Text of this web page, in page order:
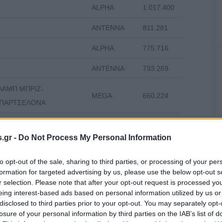
- Do Not Process My Personal Information
opt-out of the sale, sharing to third parties, or processing of your
for targeted advertising by us, please use the below opt-out
selection. Please note that after your opt-out request is processed
interest-based ads based on personal information utilized by us
to third parties prior to your opt-out. You may separately
of your personal information by third parties on the IAB’s list of
ALPHA 1.017.400
ANTENNA 811.281
ALPHA 775.716
ANTENNA 733.269
ΜΠΡΙΖ-
MEGA 660.224
ALPHA 619.456
MEGA 557.376
MEGA 521.915